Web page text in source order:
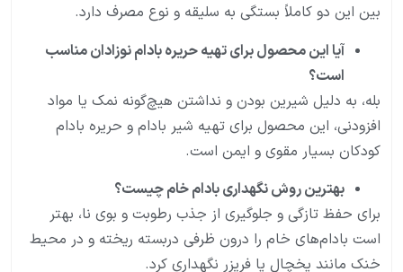
بین این دو کاملاً بستگی به سلیقه و نوع مصرف دارد.
آیا این محصول برای تهیه حریره بادام نوزادان مناسب
است؟
بله، به دلیل شیرین بودن و نداشتن هیچ‌گونه نمک یا مواد
افزودنی، این محصول برای تهیه شیر بادام و حریره بادام
کودکان بسیار مقوی و ایمن است.
بهترین روش نگهداری بادام خام چیست؟
برای حفظ تازگی و جلوگیری از جذب رطوبت و بوی نا، بهتر
است بادام‌های خام را درون ظرفی دربسته ریخته و در محیط
خنک مانند یخچال یا فریزر نگهداری کرد.